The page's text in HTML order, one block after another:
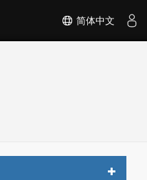
简体中文
Toggle